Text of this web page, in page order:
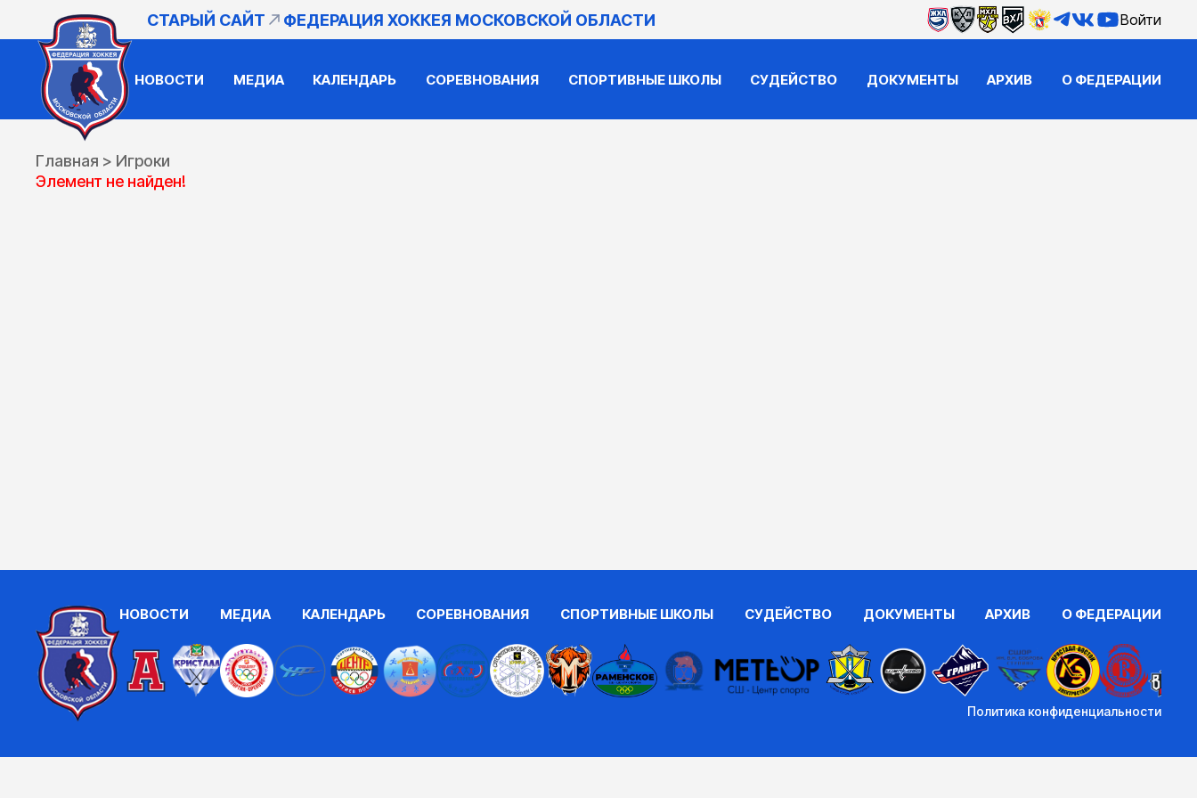
СТАРЫЙ САЙТ ФЕДЕРАЦИЯ ХОККЕЯ МОСКОВСКОЙ ОБЛАСТИ Войти
НОВОСТИ МЕДИА КАЛЕНДАРЬ СОРЕВНОВАНИЯ СПОРТИВНЫЕ ШКОЛЫ СУДЕЙСТВО ДОКУМЕНТЫ АРХИВ О ФЕДЕРАЦИИ
Главная > Игроки
Элемент не найден!
НОВОСТИ МЕДИА КАЛЕНДАРЬ СОРЕВНОВАНИЯ СПОРТИВНЫЕ ШКОЛЫ СУДЕЙСТВО ДОКУМЕНТЫ АРХИВ О ФЕДЕРАЦИИ
Политика конфиденциальности